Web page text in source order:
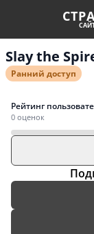
Slay the
Ранний доступ
Рейтинг
0 оценок